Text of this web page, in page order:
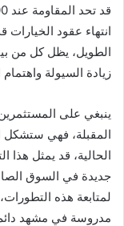
انتهاء عقود
الطويل، يظل كل من
زيادة السيولة
ينبغي على
المقبلة، فهي ستشكل
الحالية، قد يمثل هذا
لمتابعة هذه
مدروسة في مشهد دائم